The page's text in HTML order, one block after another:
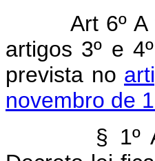
Art 6º A
artigos 3º e
prevista no
novembro de
§ 1º A